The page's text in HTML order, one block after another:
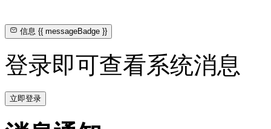
信息{{ messageBadge }}
登录即可查看系统消息
立即登录